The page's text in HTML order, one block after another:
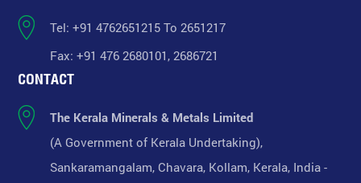
Tel: +91 4762651215 To 2651217
Fax: +91 476 2680101, 2686721
CONTACT
The Kerala Minerals & Metals Limited
(A Government of Kerala Undertaking),
Sankaramangalam, Chavara, Kollam, Kerala, India -